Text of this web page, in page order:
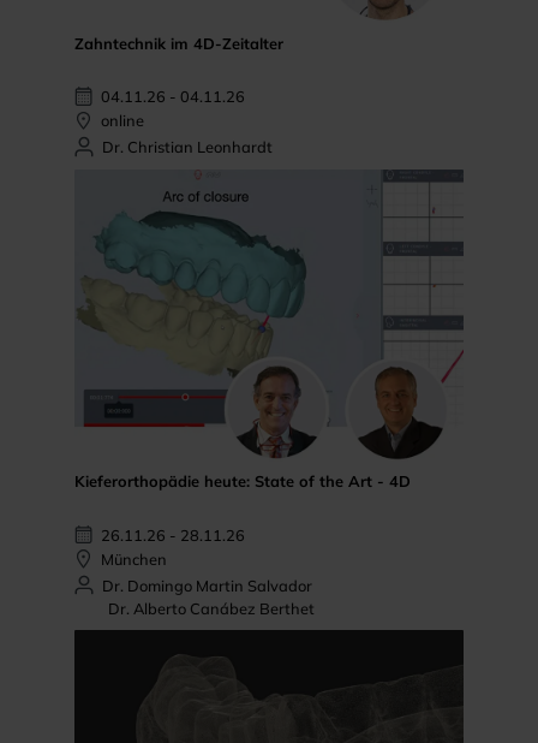
Zahntechnik im 4D-Zeitalter
04.11.26 - 04.11.26
online
Dr. Christian Leonhardt
Kieferorthopädie heute: State of the Art - 4D
26.11.26 - 28.11.26
München
Dr. Domingo Martin Salvador
Dr. Alberto Canábez Berthet